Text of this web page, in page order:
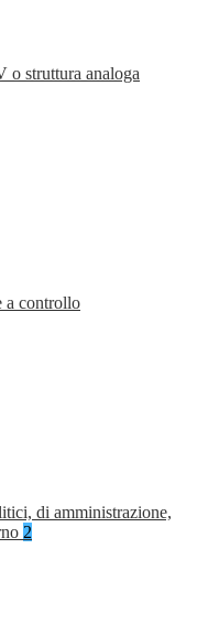
o struttura analoga
a controllo
di amministrazione,
2